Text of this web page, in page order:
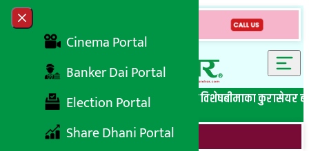
Skip to content
Close menu
Cinema Portal
Banker Dai Portal
Election Portal
Share Dhani Portal
सबै समाचारबेथिति मुर्दाबादबैंकिङ विशेष लघुवित्त विशेषबीमाका कुरासेयर